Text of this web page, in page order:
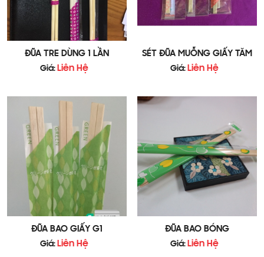
Ưu điểm của đũa tre Nhật:
Kích thước 20cm, bao bì đẹp mắt, đơn giản
Chất liệu tre thiên nhiên cao cấp
Thiết kế hoa văn sặc sỡ và màu sắc tươi sáng
Không chứa chất độc hại, an toàn cho sức khỏe
Đánh bóng tự nhiên bằng phương pháp ma sát các
sản phẩm cùng nhau
Đóng gói và bảo quản chân không kín khí, ngăn
ngừa nấm, mốc, vi khuẩn gây hại
ĐŨA TRE DÙNG 1 LẦN
Giá: Liên Hệ
SÉT ĐŨA MUỖNG GIẤY TĂM
Giá: Liên Hệ
ĐŨA BAO GIẤY G1
Giá: Liên Hệ
ĐŨA BAO BÓNG
Giá: Liên Hệ